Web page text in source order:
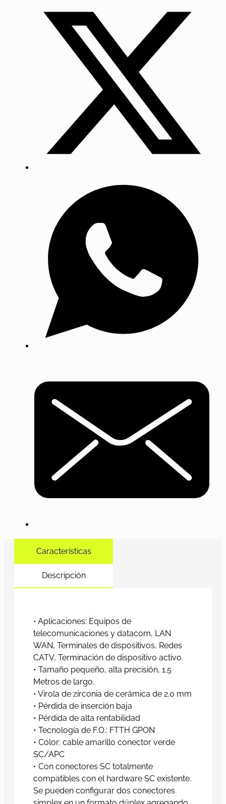
Características
Descripción
• Aplicaciones: Equipos de
telecomunicaciones y datacom, LAN
WAN, Terminales de dispositivos, Redes
CATV, Terminación de dispositivo activo.
• Tamaño pequeño, alta precisión, 1.5
Metros de largo.
• Virola de zirconia de cerámica de 2.0 mm
• Pérdida de inserción baja
• Pérdida de alta rentabilidad
• Tecnología de F.O.: FTTH GPON
• Color: cable amarillo conector verde
SC/APC
• Con conectores SC totalmente
compatibles con el hardware SC existente.
Se pueden configurar dos conectores